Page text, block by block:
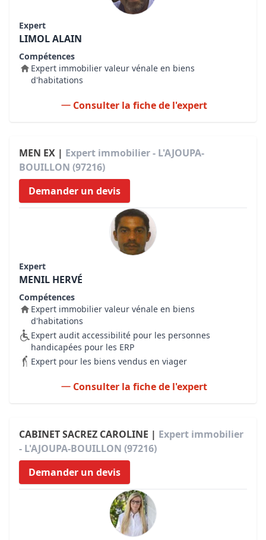
Expert
LIMOL ALAIN
Compétences
Expert immobilier valeur vénale en biens
d'habitations
Consulter la fiche de l'expert
MEN EX | Expert immobilier - L'AJOUPA-
BOUILLON (97216)
Demander un devis
Expert
MENIL HERVÉ
Compétences
Expert immobilier valeur vénale en biens
d'habitations
Expert audit accessibilité pour les personnes
handicapées pour les ERP
Expert pour les biens vendus en viager
Consulter la fiche de l'expert
CABINET SACREZ CAROLINE | Expert immobilier
- L'AJOUPA-BOUILLON (97216)
Demander un devis